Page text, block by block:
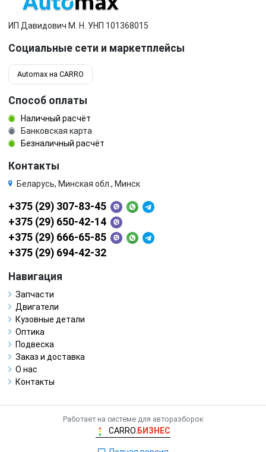
ИП Давидович М. Н. УНП 101368015
Социальные сети и маркетплейсы
Automax на CARRO
Способ оплаты
Наличный расчёт
Банковская карта
Безналичный расчёт
Контакты
Беларусь, Минская обл., Минск
+375 (29) 307-83-45
+375 (29) 650-42-14
+375 (29) 666-65-85
+375 (29) 694-42-32
Навигация
Запчасти
Двигатели
Кузовные детали
Оптика
Подвеска
Заказ и доставка
О нас
Контакты
Работает на системе для авторазборок
CARRO. БИЗНЕС